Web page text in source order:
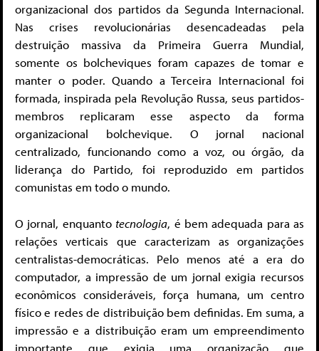
organizacional dos partidos da Segunda Internacional.
Nas crises revolucionárias desencadeadas pela
destruição massiva da Primeira Guerra Mundial,
somente os bolcheviques foram capazes de tomar e
manter o poder. Quando a Terceira Internacional foi
formada, inspirada pela Revolução Russa, seus partidos-
membros replicaram esse aspecto da forma
organizacional bolchevique. O jornal nacional
centralizado, funcionando como a voz, ou órgão, da
liderança do Partido, foi reproduzido em partidos
comunistas em todo o mundo.
O jornal, enquanto tecnologia, é bem adequada para as
relações verticais que caracterizam as organizações
centralistas-democráticas. Pelo menos até a era do
computador, a impressão de um jornal exigia recursos
econômicos consideráveis, força humana, um centro
físico e redes de distribuição bem definidas. Em suma, a
impressão e a distribuição eram um empreendimento
importante que exigia uma organização que